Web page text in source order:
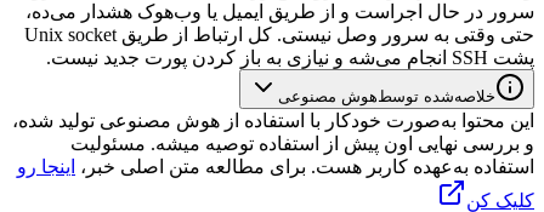
سرور در حال اجراست و از طریق ایمیل یا وب‌هوک هشدار می‌ده،
حتی وقتی به سرور وصل نیستی. کل ارتباط از طریق Unix socket
پشت SSH انجام می‌شه و نیازی به باز کردن پورت جدید نیست.
خلاصه‌شده توسطهوش مصنوعی
این محتوا به‌صورت خودکار با استفاده از هوش مصنوعی تولید شده،
و بررسی نهایی اون پیش از استفاده توصیه میشه. مسئولیت
استفاده به‌عهده کاربر هست. برای مطالعه متن اصلی خبر، اینجا رو
کلیک کن